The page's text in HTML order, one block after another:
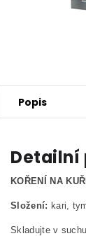
Popis
Detailní
KOŘENÍ NA
Složení: kari,
Skladujte v